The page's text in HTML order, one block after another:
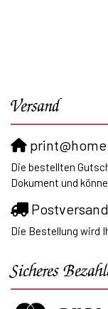
Versand
print@home
Die bestellten
Dokument und
Postversand
Die Bestellung wird
Sicheres